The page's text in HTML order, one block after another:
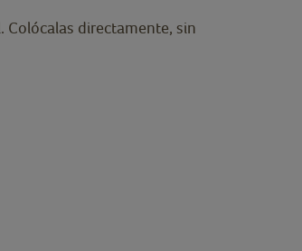
Colócalas directamente, sin